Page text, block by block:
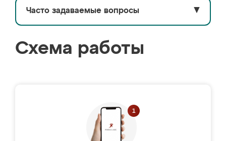
Часто задаваемые вопросы ▼
Схема работы